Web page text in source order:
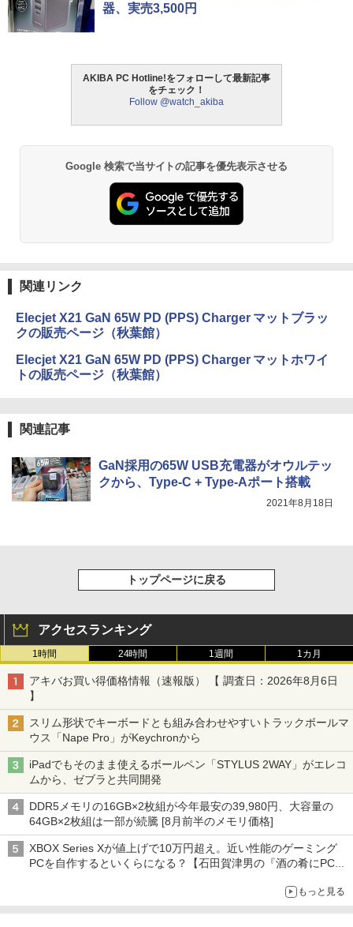
器、実売3,500円
AKIBA PC Hotline!をフォローして最新記事
をチェック！
Follow @watch_akiba
Google 検索で当サイトの記事を優先表示させる
関連リンク
Elecjet X21 GaN 65W PD (PPS) Charger マットブラッ
クの販売ページ（秋葉館）
Elecjet X21 GaN 65W PD (PPS) Charger マットホワイ
トの販売ページ（秋葉館）
関連記事
GaN採用の65W USB充電器がオウルテッ
クから、Type-C + Type-Aポート搭載
2021年8月18日
トップページに戻る
アクセスランキング
1時間 24時間 1週間 1カ月
アキバお買い得価格情報（速報版） 【 調査日：2026年8月6日
】
スリム形状でキーボードとも組み合わせやすいトラックボールマ
ウス「Nape Pro」がKeychronから
iPadでもそのまま使えるボールペン「STYLUS 2WAY」がエレコ
ムから、ゼブラと共同開発
DDR5メモリの16GB×2枚組が今年最安の39,980円、大容量の
64GB×2枚組は一部が続騰 [8月前半のメモリ価格]
XBOX Series Xが値上げで10万円超え。近い性能のゲーミング
PCを自作するといくらになる？【石田賀津男の『酒の肴にPCゲ
もっと見る